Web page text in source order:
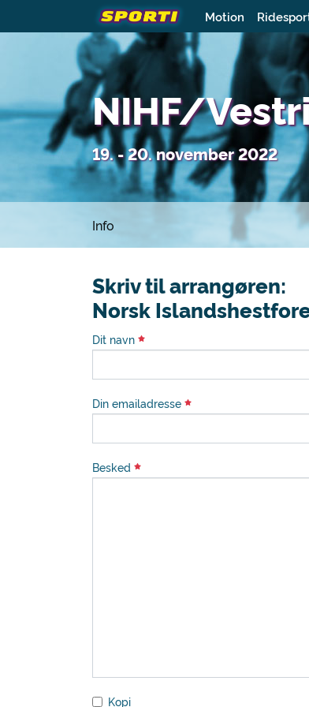
Motion
NIHF/
19. - 20. november 2022
Info
Skriv til arrangøren:
Norsk
Dit navn
Din emailadresse
Besked
Kopi